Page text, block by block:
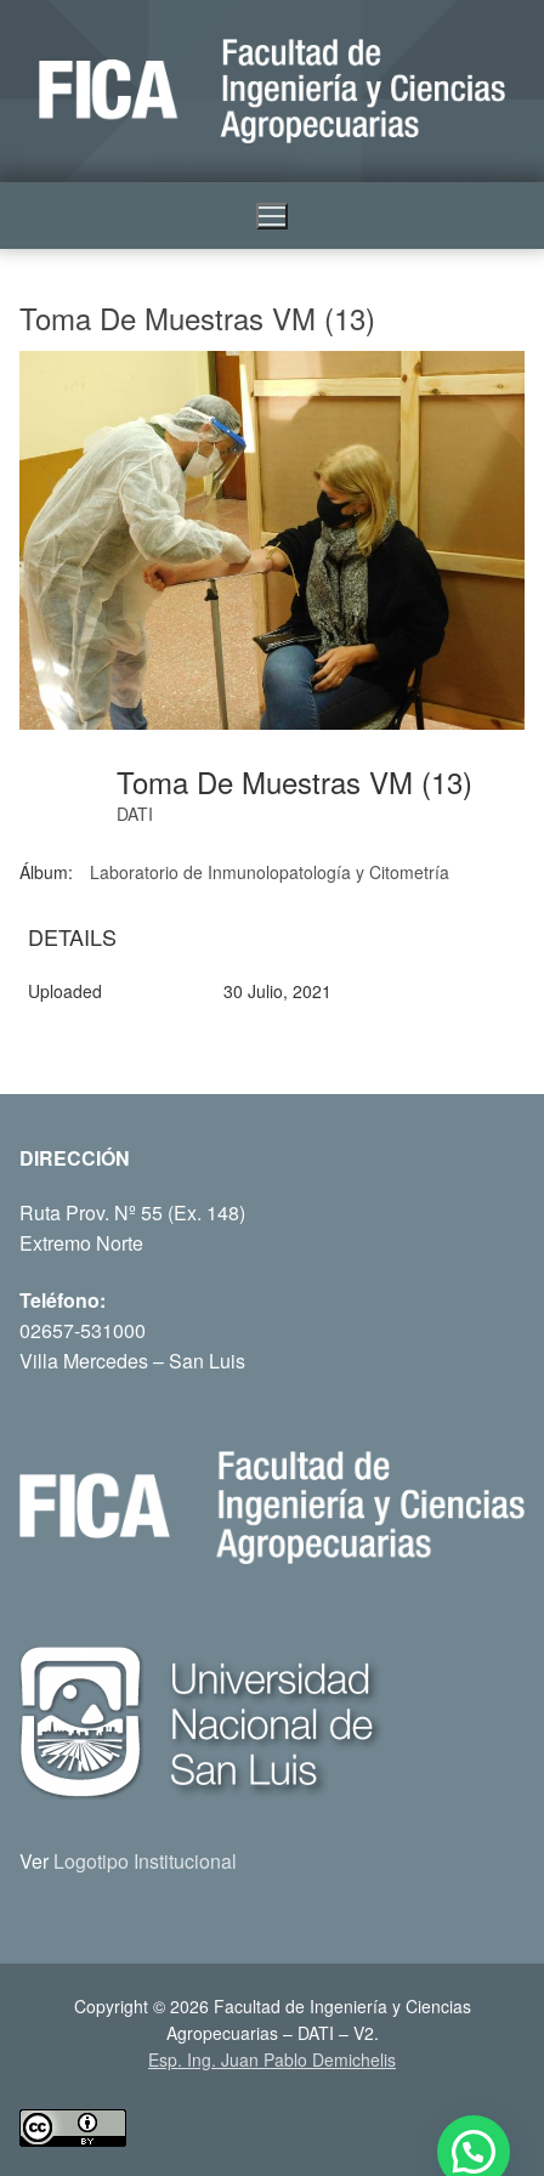
Toma De Muestras VM (13)
Toma De Muestras VM (13)
DATI
Álbum: Laboratorio de Inmunolopatología y Citometría
DETAILS
Uploaded 30 Julio, 2021
DIRECCIÓN
Ruta Prov. Nº 55 (Ex. 148)
Extremo Norte
Teléfono:
02657-531000
Villa Mercedes – San Luis
Ver Logotipo Institucional
Copyright © 2026 Facultad de Ingeniería y Ciencias
Agropecuarias – DATI – V2.
Esp. Ing. Juan Pablo Demichelis